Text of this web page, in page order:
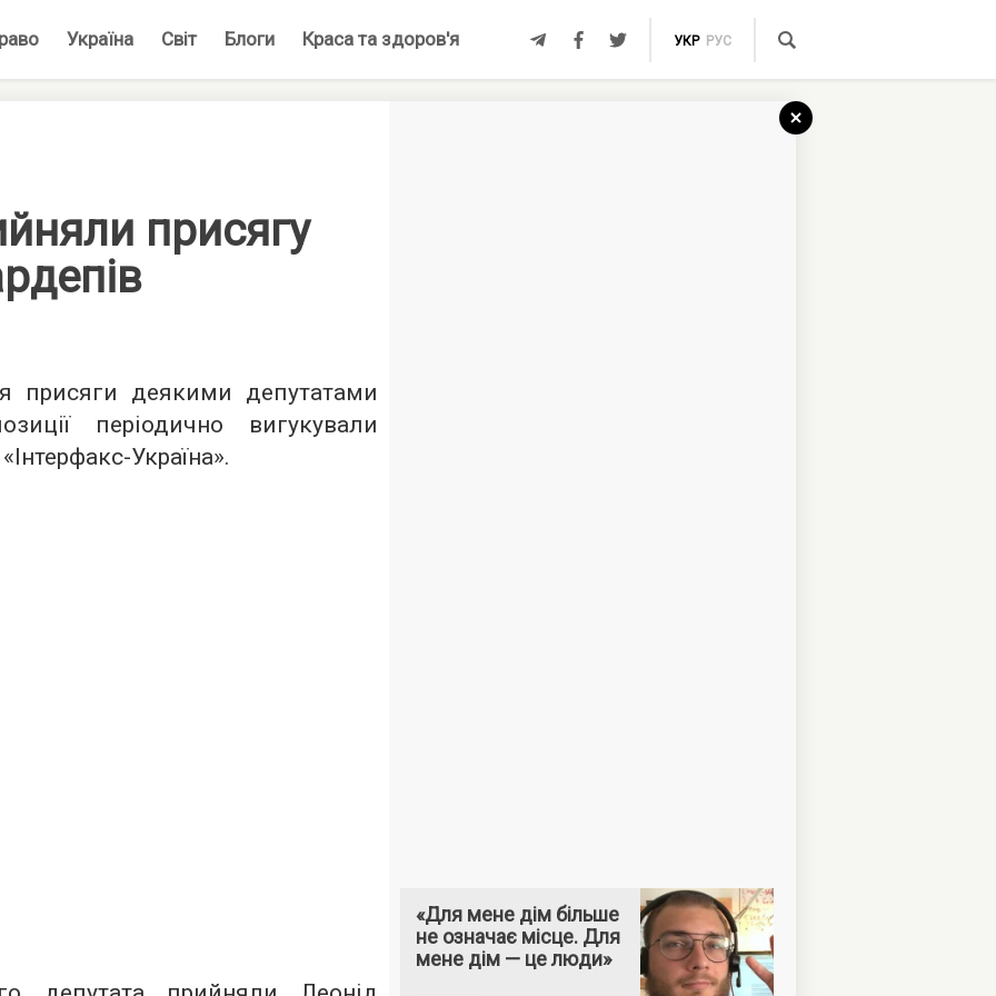
Україна Світ Блоги Краса та здоров'я УКР РУС
присягу
присяги деякими депутатами
періодично вигукували
Україна».
«Для мене дім більше
не означає місце. Для
мене дім — це люди»